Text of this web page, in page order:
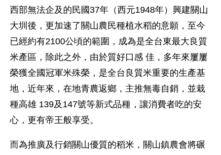
西部無法企及的民國37年（西元1948年）興建關山
大圳後，更加速了關山農民種植水稻的意願，至今
已經約有2100公頃的範圍，成為是全台東最大良質
米產區，除此之外，由於質好口感 佳，多年來屢屢
榮獲全國冠軍米殊榮，是全台良質米重要的生產基
地，近年來，在地青農返鄉，主推無毒自銷，並栽
種高雄 139及147號等新式品種，讓消費者吃的安
心，更有帝王般享受。
而為推廣及行銷關山優質的稻米，關山鎮農會將碾